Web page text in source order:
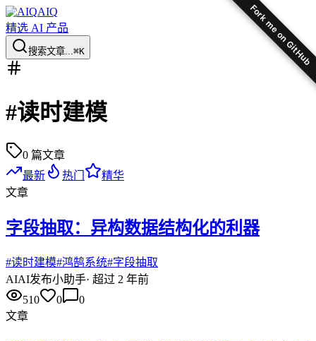
Fork me on GitHub
AIQ
精选 AI 产品
搜索文章...⌘K
#读时建模
0 篇文章
最新
热门
精华
文章
字段抽取：异构数据结构化的利器
#读时建模#鸿鹄系统#字段抽取
AIAI发布小助手· 超过 2 年前
510
0
0
文章